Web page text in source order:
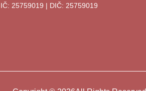
IČ: 25759019 | DIČ: 25759019